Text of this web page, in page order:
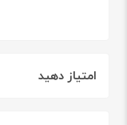
امتیاز دهید